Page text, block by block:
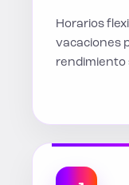
Horarios
vacaciones
rendimiento